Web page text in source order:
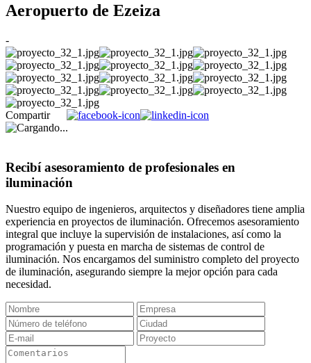
Aeropuerto de Ezeiza
-
Compartir
Recibí asesoramiento de profesionales en
iluminación
Nuestro equipo de ingenieros, arquitectos y diseñadores tiene amplia
experiencia en proyectos de iluminación. Ofrecemos asesoramiento
integral que incluye la supervisión de instalaciones, así como la
programación y puesta en marcha de sistemas de control de
iluminación. Nos encargamos del suministro completo del proyecto
de iluminación, asegurando siempre la mejor opción para cada
necesidad.